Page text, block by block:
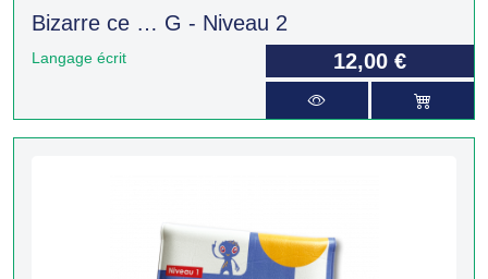
Bizarre ce … G - Niveau 2
Langage écrit 12,00 €